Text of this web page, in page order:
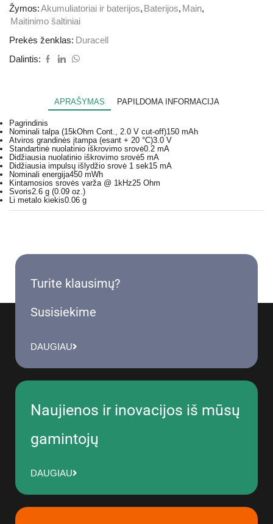
Žymos:Akumuliatoriai ir baterijos, Baterijos, Main,
Maitinimo šaltiniai
Prekės ženklas: Duracell
Dalintis:
APRAŠYMAS PAPILDOMA INFORMACIJA
Pagrindinis
Nominali talpa (15kOhm Cont., 2.0 V cut-off)150 mAh
Atviros grandinės įtampa (esant + 20 °C)3.0 V
Standartinė nuolatinio iškrovimo srovė0.2 mA
Didžiausia nuolatinio iškrovimo srovė5 mA
Didžiausia impulsų išlydžio srovė 1 sek15 mA
Nominali energija450 mWh
Kintamosios srovės varža @ 1kHz25 Ohm
Svoris2.6 g (0.09 oz.)
Li metalo kiekis0.06 g
Turite klausimų?
Susisiekime
DAUGIAU
Naujienos ir inovacijos iš mūsų
gamintojų
DAUGIAU